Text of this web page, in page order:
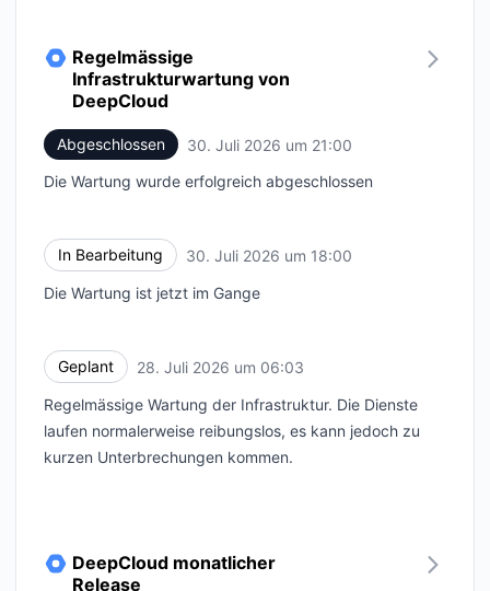
Regelmässige
Infrastrukturwartung von
DeepCloud
Abgeschlossen 30. Juli 2026 um 21:00
Die Wartung wurde erfolgreich abgeschlossen
In Bearbeitung 30. Juli 2026 um 18:00
Die Wartung ist jetzt im Gange
Geplant 28. Juli 2026 um 06:03
Regelmässige Wartung der Infrastruktur. Die Dienste
laufen normalerweise reibungslos, es kann jedoch zu
kurzen Unterbrechungen kommen.
DeepCloud monatlicher
Release